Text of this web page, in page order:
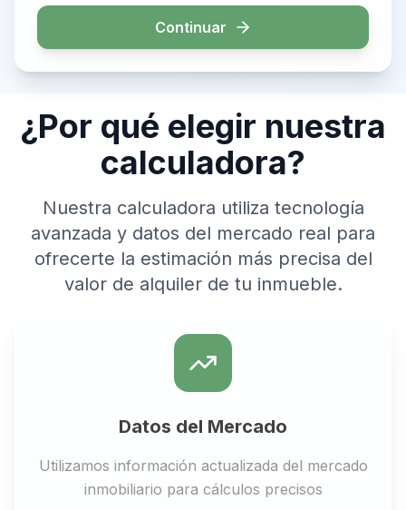
Continuar
¿Por qué elegir nuestra
calculadora?
Nuestra calculadora utiliza tecnología
avanzada y datos del mercado real para
ofrecerte la estimación más precisa del
valor de alquiler de tu inmueble.
Datos del Mercado
Utilizamos información actualizada del mercado
inmobiliario para cálculos precisos